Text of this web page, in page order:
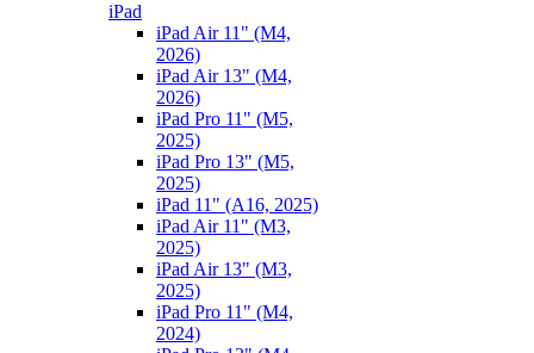
iPad
iPad Air 11" (M4,
2026)
iPad Air 13" (M4,
2026)
iPad Pro 11" (M5,
2025)
iPad Pro 13" (M5,
2025)
iPad 11" (A16, 2025)
iPad Air 11" (M3,
2025)
iPad Air 13" (M3,
2025)
iPad Pro 11" (M4,
2024)